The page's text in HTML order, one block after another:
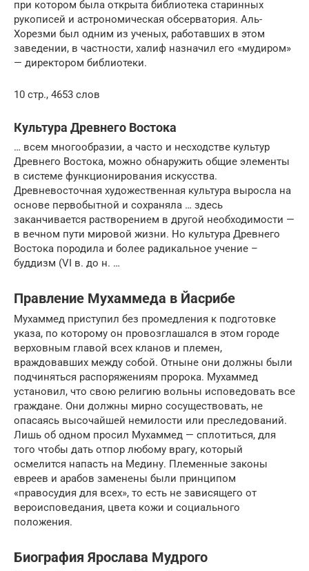
при котором была открыта библиотека старинных
рукописей и астрономическая обсерватория. Аль-
Хорезми был одним из ученых, работавших в этом
заведении, в частности, халиф назначил его «мудиром»
— директором библиотеки.
10 стр., 4653 слов
Культура Древнего Востока
… всем многообразии, а часто и несходстве культур
Древнего Востока, можно обнаружить общие элементы
в системе функционирования искусства.
Древневосточная художественная культура выросла на
основе первобытной и сохраняла … здесь
заканчивается растворением в другой необходимости —
в вечном пути мировой жизни. Но культура Древнего
Востока породила и более радикальное учение –
буддизм (VI в. до н. …
Правление Мухаммеда в Йасрибе
Мухаммед приступил без промедления к подготовке
указа, по которому он провозглашался в этом городе
верховным главой всех кланов и племен,
враждовавших между собой. Отныне они должны были
подчиняться распоряжениям пророка. Мухаммед
установил, что свою религию вольны исповедовать все
граждане. Они должны мирно сосуществовать, не
опасаясь высочайшей немилости или преследований.
Лишь об одном просил Мухаммед — сплотиться, для
того чтобы дать отпор любому врагу, который
осмелится напасть на Медину. Племенные законы
евреев и арабов заменены были принципом
«правосудия для всех», то есть не зависящего от
вероисповедания, цвета кожи и социального
положения.
Биография Ярослава Мудрого